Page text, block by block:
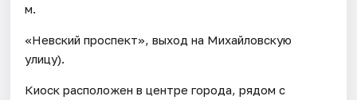
м.
«Невский проспект», выход на Михайловскую
улицу).
Киоск расположен в центре города, рядом с